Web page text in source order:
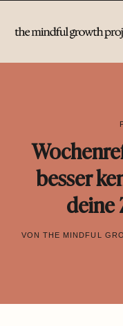
Inhalt
besser
deine
VON THE MINDFUL